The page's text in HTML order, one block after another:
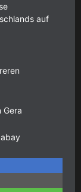
auf
Gera